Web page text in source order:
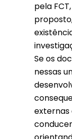
pela
Se os
nessas
externas